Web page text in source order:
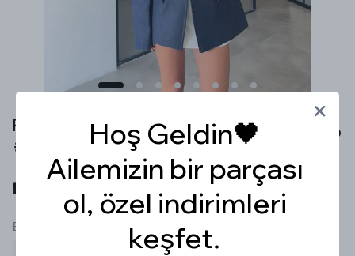
PREMİUM BELDEN OTURTMALI DENİM BLAZER CEKET
₺ 4,399.99
Beden
Hoş Geldin🖤
Ailemizin bir parçası
ol, özel indirimleri
keşfet.